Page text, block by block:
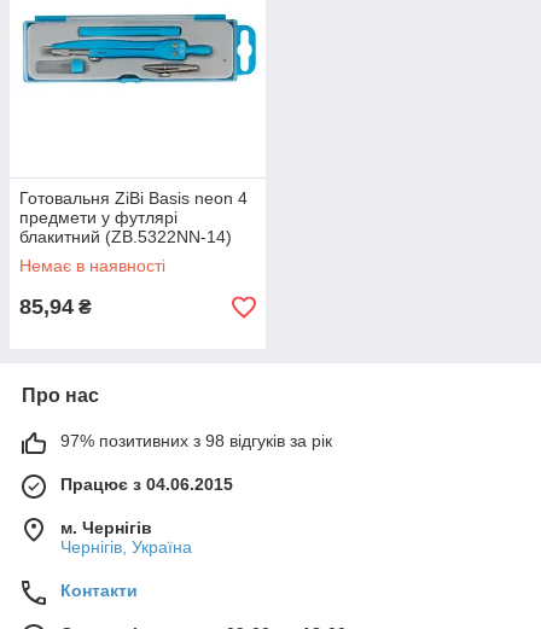
Готовальня ZiBi Basis neon 4
предмети у футлярі
блакитний (ZB.5322NN-14)
Немає в наявності
85,94 ₴
Про нас
97% позитивних з 98 відгуків за рік
Працює з 04.06.2015
м. Чернігів
Чернігів, Україна
Контакти